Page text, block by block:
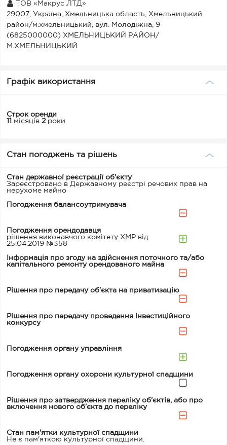
ТОВ «Макрус ЛТД»
29007, Україна, Хмельницька область, Хмельницький
район/м.хмельницький, вул. Молодіжна, 9
(6825000000) ХМЕЛЬНИЦЬКИЙ РАЙОН/
М.ХМЕЛЬНИЦЬКИЙ
Графік використання
Строк оренди
11 місяців 2 роки
Стан погоджень та рішень
Стан державної реєстрації об'єкту
Зареєстровано в Державному реєстрі речових прав на
нерухоме майно
Погодження балансоутримувача
Погодження орендодавця
рішення виконавчого комітету ХМР від
25.04.2019 №358
Інформація про згоду на здійснення поточного та/або
капітального ремонту орендованого майна
Рішення про передачу об'єкта на приватизацію
Рішення про передачу проведення інвестиційного
конкурсу
Погодження органу управління
Погодження органу охорони культурної спадщини
Рішення про затвердження переліку об'єктів, або про
включення нового об'єкта до переліку
Стан пам'ятки культурної спадщини
Не є пам'яткою культурної спадщини.